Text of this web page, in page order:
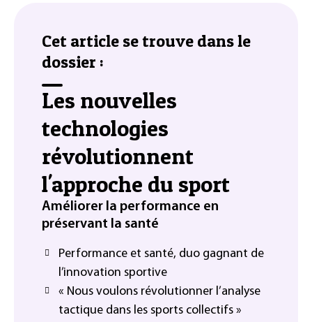
Cet article se trouve dans le
dossier :
Les nouvelles
technologies
révolutionnent
l'approche du sport
Améliorer la performance en
préservant la santé
Performance et santé, duo gagnant de
l’innovation sportive
« Nous voulons révolutionner l’analyse
tactique dans les sports collectifs »